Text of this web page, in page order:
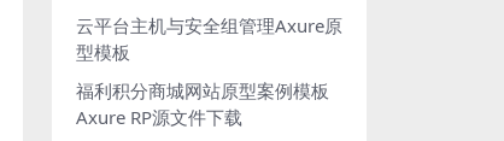
云平台主机与安全组管理Axure原
型模板
福利积分商城网站原型案例模板
Axure RP源文件下载